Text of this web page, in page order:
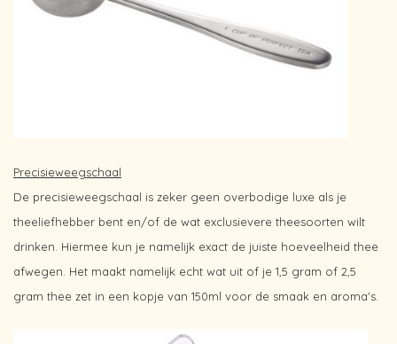
Precisieweegschaal
De precisieweegschaal is zeker geen overbodige luxe als je
theeliefhebber bent en/of de wat exclusievere theesoorten wilt
drinken. Hiermee kun je namelijk exact de juiste hoeveelheid thee
afwegen. Het maakt namelijk echt wat uit of je 1,5 gram of 2,5
gram thee zet in een kopje van 150ml voor de smaak en aroma's.